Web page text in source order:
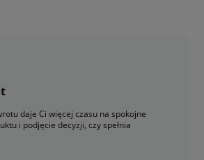
daje Ci więcej czasu na spokojne
i podjęcie decyzji, czy spełnia